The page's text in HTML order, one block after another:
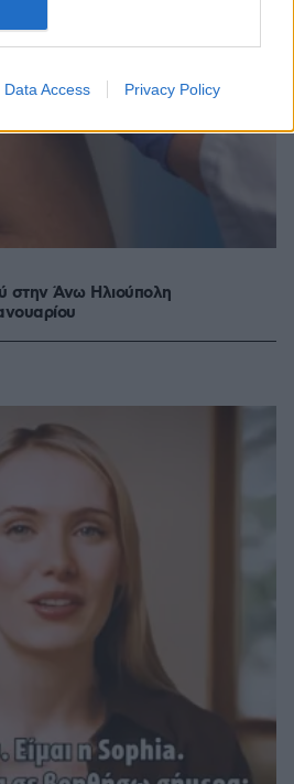
Data Access Privacy Policy
στην Άνω Ηλιούπολη